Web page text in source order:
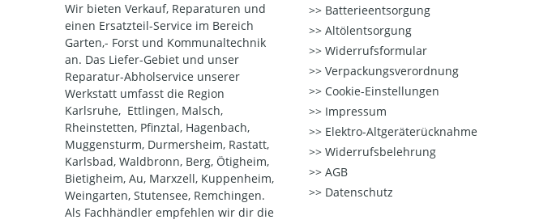
Wir bieten Verkauf, Reparaturen und
einen Ersatzteil-Service im Bereich
Garten,- Forst und Kommunaltechnik
an. Das Liefer-Gebiet und unser
Reparatur-Abholservice unserer
Werkstatt umfasst die Region
Karlsruhe, Ettlingen, Malsch,
Rheinstetten, Pfinztal, Hagenbach,
Muggensturm, Durmersheim, Rastatt,
Karlsbad, Waldbronn, Berg, Ötigheim,
Bietigheim, Au, Marxzell, Kuppenheim,
Weingarten, Stutensee, Remchingen.
Als Fachhändler empfehlen wir dir die
Batterieentsorgung
Altölentsorgung
Widerrufsformular
Verpackungsverordnung
Cookie-Einstellungen
Impressum
Elektro-Altgeräterücknahme
Widerrufsbelehrung
AGB
Datenschutz